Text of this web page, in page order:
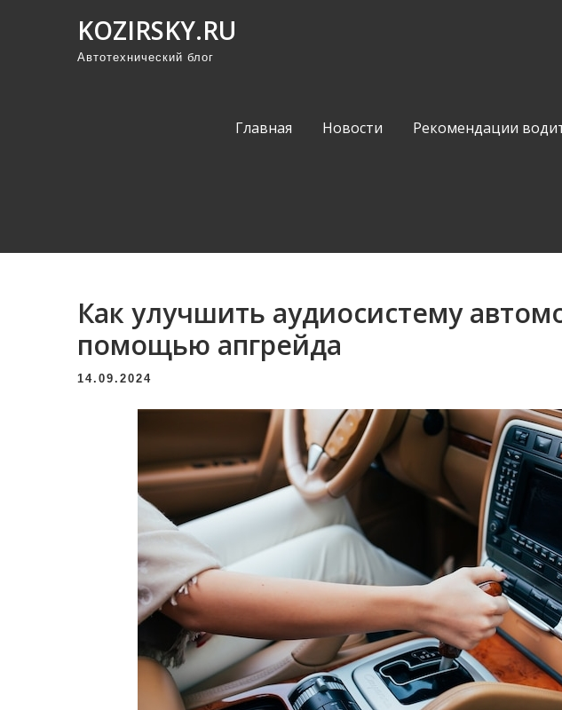
KOZIRSKY.RU
Автотехнический блог
Главная Новости Рекомендации
Как улучшить аудиосистему
помощью апгрейда
14.09.2024